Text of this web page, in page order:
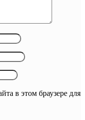
в этом браузере для